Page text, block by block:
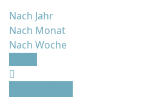
Nach Jahr
Nach Monat
Nach Woche